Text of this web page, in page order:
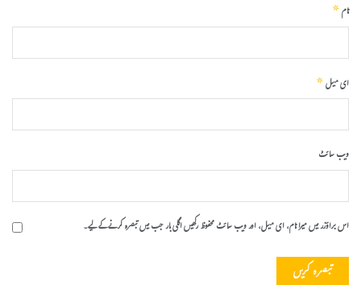
نام*
ای میل*
ویب‌ سائٹ
اس براؤزر میں میرا نام، ای میل، اور ویب سائٹ محفوظ رکھیں اگلی بار جب میں تبصرہ کرنے کےلیے۔